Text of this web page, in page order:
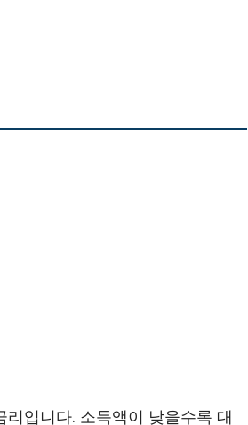
입니다. 소득액이 낮을수록 대